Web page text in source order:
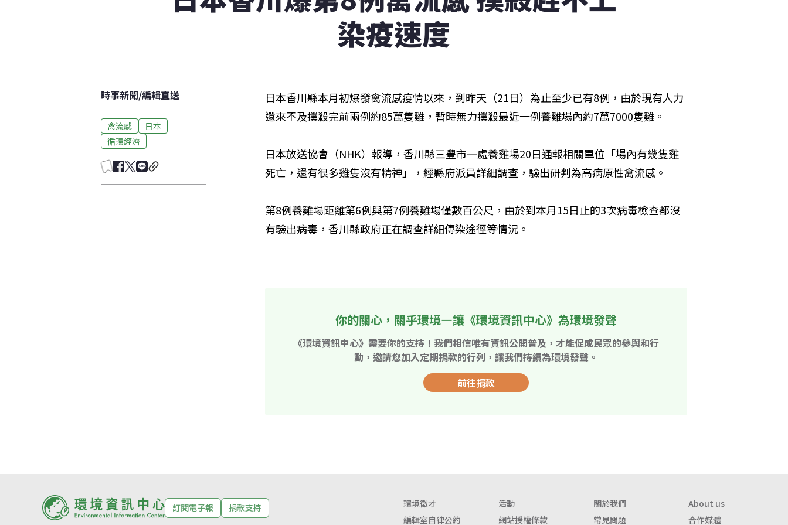
染疫速度
時事新聞/編輯直送
禽流感
日本
循環經濟
日本香川縣本月初爆發禽流感疫情以來，到昨天（21日）為止至少已有8例，由於現有人力
還來不及撲殺完前兩例約85萬隻雞，暫時無力撲殺最近一例養雞場內約7萬7000隻雞。
日本放送協會（NHK）報導，香川縣三豐市一處養雞場20日通報相關單位「場內有幾隻雞
死亡，還有很多雞隻沒有精神」，經縣府派員詳細調查，驗出研判為高病原性禽流感。
第8例養雞場距離第6例與第7例養雞場僅數百公尺，由於到本月15日止的3次病毒檢查都沒
有驗出病毒，香川縣政府正在調查詳細傳染途徑等情況。
你的關心，關乎環境—讓《環境資訊中心》為環境發聲
《環境資訊中心》需要你的支持！我們相信唯有資訊公開普及，才能促成民眾的參與和行
動，邀請您加入定期捐款的行列，讓我們持續為環境發聲。
前往捐款
訂閱電子報 捐款支持 環境徵才 活動 關於我們
About us
編輯室自律公約
網站授權條款 常見問題 合作媒體